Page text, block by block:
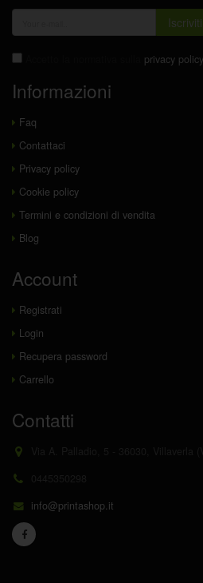
Iscriviti!
privacy policy
Informazioni
Faq
Contattaci
Privacy policy
Cookie policy
Termini e condizioni di vendita
Blog
Account
Registrati
Login
Recupera password
Carrello
Contatti
info@printashop.it